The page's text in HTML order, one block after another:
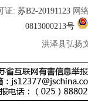
证: 苏B2-20191123 网
0813000213号
洪泽县弘扬